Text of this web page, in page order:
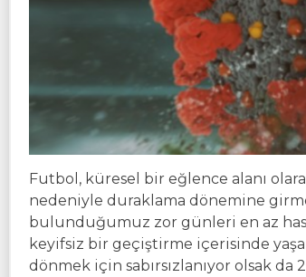
Futbol, küresel bir eğlence alanı
nedeniyle duraklama dönemine
bulunduğumuz zor günleri en az
keyifsiz bir geçiştirme içerisinde
dönmek için sabırsızlanıyor olsak